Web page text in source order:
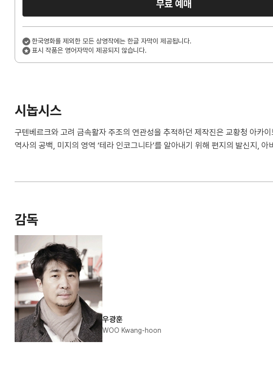
무료 예매
한국영화를 제외한 모든 상영작에는 한글 자막이 제공됩니다.
표시 작품은 영어자막이 제공되지 않습니다.
시놉시스
구텐베르크와 고려 금속활자 주조의 연관성을 추적하던 제작진은 교황청 아카
역사의 공백, 미지의 영역 ‘테라 인코그니타’를 알아내기 위해 편지의 발신지, 아
감독
우광훈
WOO Kwang-hoon